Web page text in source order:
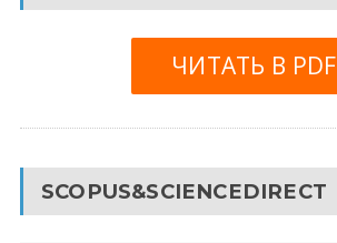
ЧИТАТЬ В PDF
SCOPUS&SCIENCEDIRECT